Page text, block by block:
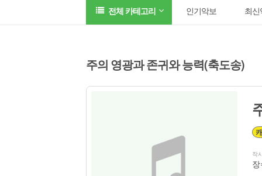
전체 카테고리 인기악보 최
주의 영광과 존귀와 능력(축도송)
작